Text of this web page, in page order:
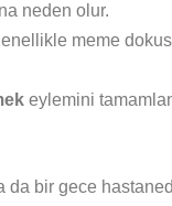
neden olur.
meme
eylemini
bir gece